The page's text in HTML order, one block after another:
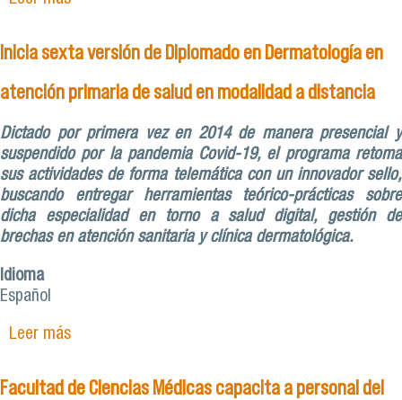
Inicia sexta versión de Diplomado en Dermatología en
atención primaria de salud en modalidad a distancia
Dictado por primera vez en 2014 de manera presencial y
suspendido por la pandemia Covid-19, el programa retoma
sus actividades de forma telemática con un innovador sello,
buscando entregar herramientas teórico-prácticas sobre
dicha especialidad en torno a salud digital, gestión de
brechas en atención sanitaria y clínica dermatológica.
Idioma
Español
Leer mássobre Inicia sexta versión de Diplomado en
modalidad a distancia
Facultad de Ciencias Médicas capacita a personal del